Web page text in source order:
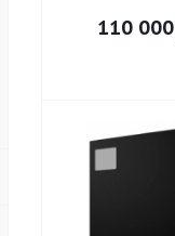
110 000